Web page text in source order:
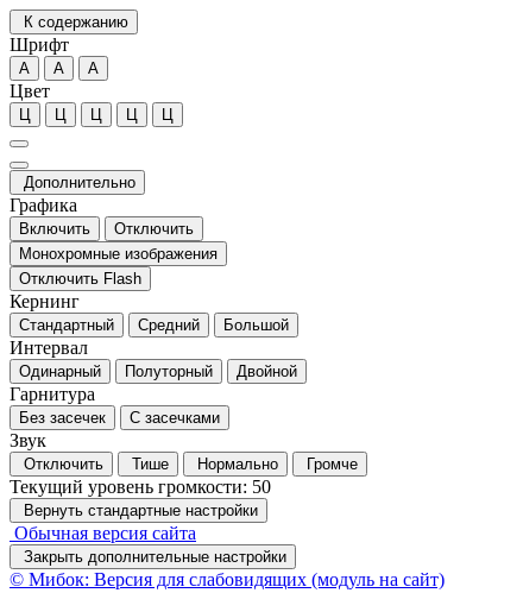
К содержанию
Шрифт
А А А
Цвет
Ц Ц Ц Ц Ц
Дополнительно
Графика
Включить
Отключить
Монохромные изображения
Отключить Flash
Кернинг
Стандартный Средний Большой
Интервал
Одинарный Полуторный Двойной
Гарнитура
Без засечек С засечками
Звук
Отключить Тише Нормально Громче
Текущий уровень громкости: 50
Вернуть стандартные настройки
Обычная версия сайта
Закрыть дополнительные настройки
© Мибок: Версия для слабовидящих (модуль на сайт)